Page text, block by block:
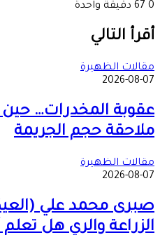
0
دقيقة واحدة
عبر
البريد
أقرأ التالي
مقالات الظهيرة
2026-08-07
عقوبة المخدرات… حين
ملاحقة حجم الجريمة
مقالات الظهيرة
2026-08-07
صبرى محمد علي
الزراعة والري هل